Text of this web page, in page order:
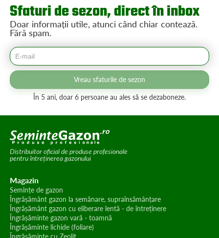
Sfaturi de sezon, direct în inbox
Doar informații utile, atunci când chiar contează.
Fără spam.
Vreau sfaturile de sezon
În 5 ani, doar 6 persoane au ales să se dezaboneze.
Distribuitor oficial de produse profesionale
pentru întreținerea gazonului
Magazin
Semințe de gazon
Îngrășământ gazon la semănare, supraînsămânțare
Îngrășământ gazon cu eliberare lentă - de întreținere
Îngrășăminte gazon vară - toamnă
Îngrășăminte lichide (foliare)
Îngrășăminte cu Zeolit